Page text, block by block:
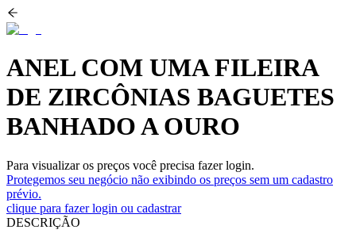
ANEL COM UMA FILEIRA
DE ZIRCÔNIAS BAGUETES
BANHADO A OURO
Para visualizar os preços você precisa fazer login.
Protegemos seu negócio não exibindo os preços sem um cadastro
prévio.
clique para fazer login ou cadastrar
DESCRIÇÃO